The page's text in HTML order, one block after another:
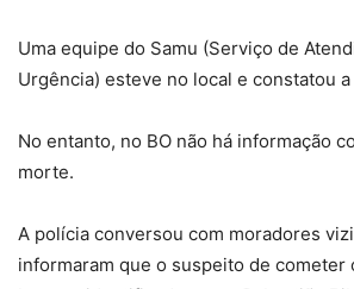
Uma equipe do Samu (Serviço de
Urgência) esteve no local e constatou
No entanto, no BO não há informação
morte.
A polícia conversou com moradores
informaram que o suspeito de cometer